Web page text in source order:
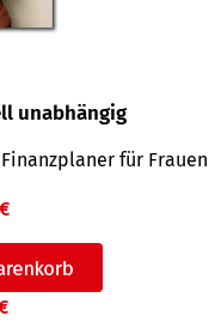
unabhängig
für Frauen